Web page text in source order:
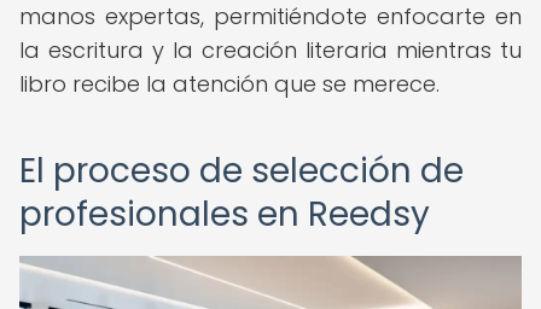
manos expertas, permitiéndote enfocarte en
la escritura y la creación literaria mientras tu
libro recibe la atención que se merece.
El proceso de selección de
profesionales en Reedsy